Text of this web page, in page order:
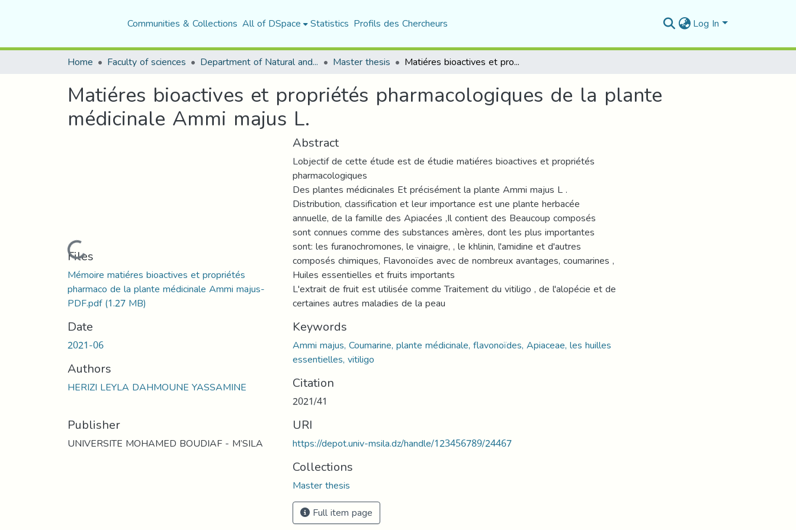
Communities & Collections All of DSpace Statistics Profils des Chercheurs Log In
Home Faculty of sciences Department of Natural and Life Sciences Master thesis Matiéres bioactives et propriétés pharmacologiques de la plante médicinale Ammi majus L.
Matiéres bioactives et propriétés pharmacologiques de la plante
médicinale Ammi majus L.
Loading...
Files
Mémoire matiéres bioactives et propriétés
pharmaco de la plante médicinale Ammi majus-
PDF.pdf(1.27 MB)
Date
2021-06
Authors
HERIZI LEYLA DAHMOUNE YASSAMINE
Publisher
UNIVERSITE MOHAMED BOUDIAF - M’SILA
Abstract
Lobjectif de cette étude est de étudie matiéres bioactives et propriétés
pharmacologiques
Des plantes médicinales Et précisément la plante Ammi majus L .
Distribution, classification et leur importance est une plante herbacée
annuelle, de la famille des Apiacées ,Il contient des Beaucoup composés
sont connues comme des substances amères, dont les plus importantes
sont: les furanochromones, le vinaigre, , le khlinin, l'amidine et d'autres
composés chimiques, Flavonoïdes avec de nombreux avantages, coumarines ,
Huiles essentielles et fruits importants
L'extrait de fruit est utilisée comme Traitement du vitiligo , de l'alopécie et de
certaines autres maladies de la peau
Keywords
Ammi majus, Coumarine, plante médicinale, flavonoïdes, Apiaceae, les huilles
essentielles, vitiligo
Citation
2021/41
URI
https://depot.univ-msila.dz/handle/123456789/24467
Collections
Master thesis
Full item page